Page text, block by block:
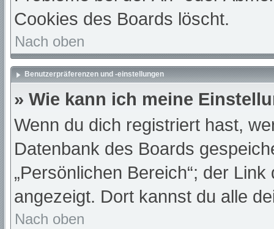
Cookies des Boards löscht.
Nach oben
Benutzerpräferenzen und -einstellungen
» Wie kann ich meine
Wenn du dich registriert hast,
Datenbank des Boards
„Persönlichen Bereich“; der
angezeigt. Dort kannst du alle
Nach oben